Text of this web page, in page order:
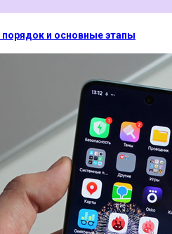
и основные этапы